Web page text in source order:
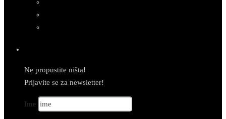
Ne propustite ništa!
Prijavite se za newsletter!
Ime